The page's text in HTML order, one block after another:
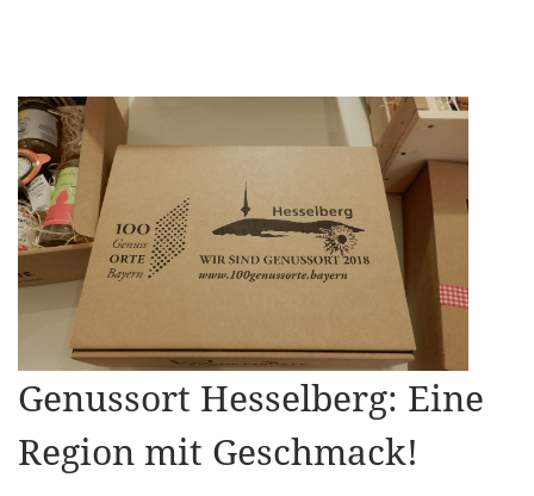
Genussort Hesselberg: Eine
Region mit Geschmack!